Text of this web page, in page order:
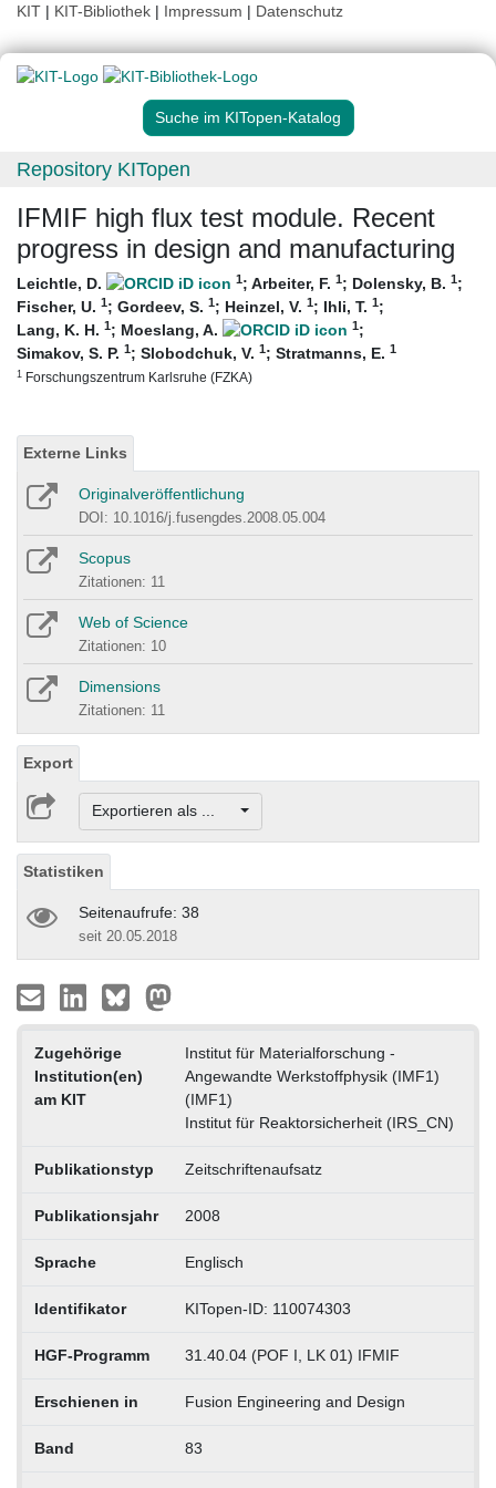
KIT | KIT-Bibliothek | Impressum | Datenschutz
Suche im KITopen-Katalog
Repository KITopen
IFMIF high flux test module. Recent
progress in design and manufacturing
Leichtle, D. 1; Arbeiter, F. 1; Dolensky, B. 1;
Fischer, U. 1; Gordeev, S. 1; Heinzel, V. 1; Ihli, T. 1;
Lang, K. H. 1; Moeslang, A. 1;
Simakov, S. P. 1; Slobodchuk, V. 1; Stratmanns, E. 1
1 Forschungszentrum Karlsruhe (FZKA)
Externe Links
Originalveröffentlichung
DOI: 10.1016/j.fusengdes.2008.05.004
Scopus
Zitationen: 11
Web of Science
Zitationen: 10
Dimensions
Zitationen: 11
Export
Exportieren als ...
Statistiken
Seitenaufrufe: 38
seit 20.05.2018
Zugehörige
Institution(en)
am KIT
Institut für Materialforschung -
Angewandte Werkstoffphysik (IMF1)
(IMF1)
Institut für Reaktorsicherheit (IRS_CN)
Publikationstyp Zeitschriftenaufsatz
Publikationsjahr 2008
Sprache Englisch
Identifikator KITopen-ID: 110074303
HGF-Programm 31.40.04 (POF I, LK 01) IFMIF
Erschienen in Fusion Engineering and Design
Band 83